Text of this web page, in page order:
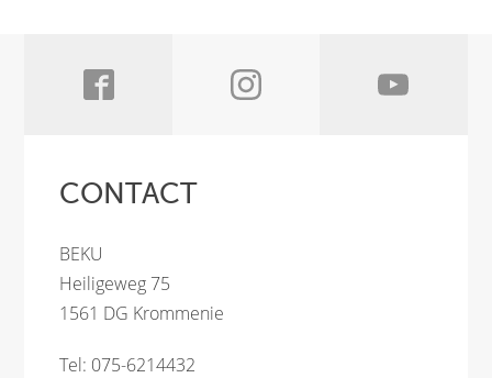
CONTACT
BEKU
Heiligeweg 75
1561 DG Krommenie
Tel: 075-6214432